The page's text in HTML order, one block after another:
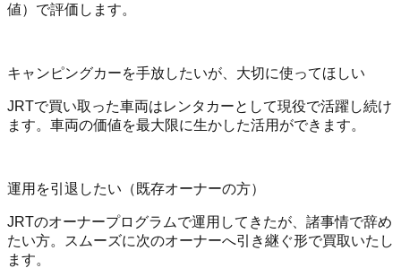
値）で評価します。
キャンピングカーを手放したいが、大切に使ってほしい
JRTで買い取った車両はレンタカーとして現役で活躍し続け
ます。車両の価値を最大限に生かした活用ができます。
運用を引退したい（既存オーナーの方）
JRTのオーナープログラムで運用してきたが、諸事情で辞め
たい方。スムーズに次のオーナーへ引き継ぐ形で買取いたし
ます。